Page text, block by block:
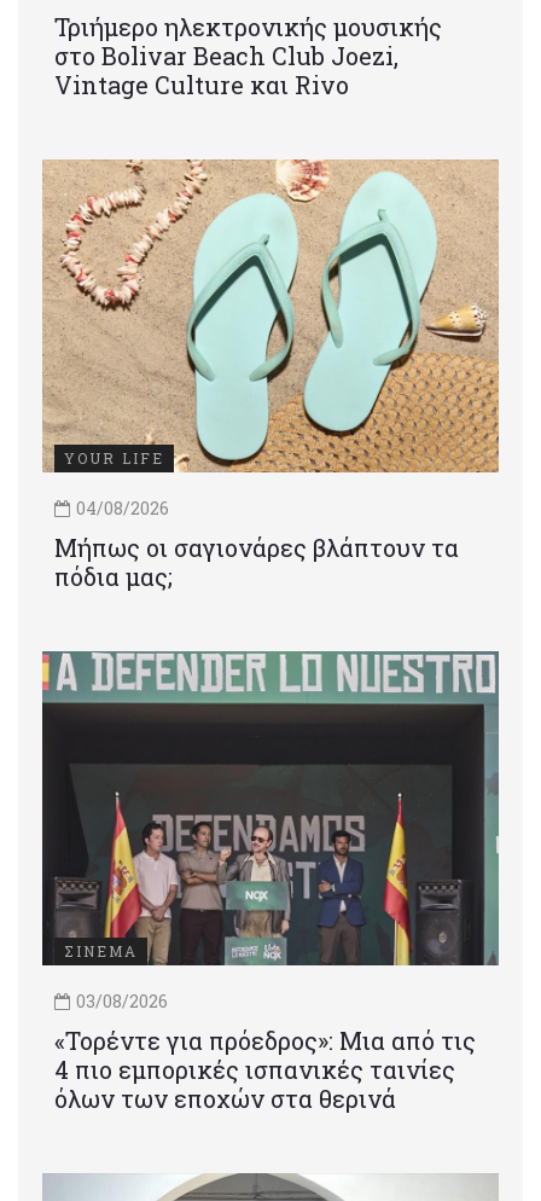
Τριήμερο ηλεκτρονικής μουσικής
στο Bolivar Beach Club Joezi,
Vintage Culture και Rivo
YOUR LIFE
04/08/2026
Μήπως οι σαγιονάρες βλάπτουν τα
πόδια μας;
ΣΙΝΕΜΑ
03/08/2026
«Τορέντε για πρόεδρος»: Mια από τις
4 πιο εμπορικές ισπανικές ταινίες
όλων των εποχών στα θερινά